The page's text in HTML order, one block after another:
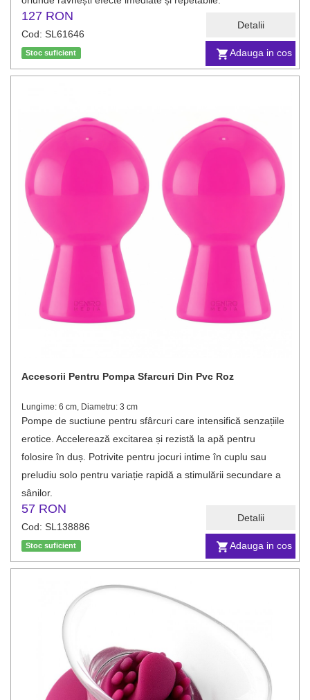
Adauga in cos
Detalii
127 RON
Cod: SL61646
Stoc suficient
Adauga in cos
Detalii
Accesorii Pentru Pompa Sfarcuri Din Pvc Roz
Lungime: 6 cm, Diametru: 3 cm
Pompe de suctiune pentru sfârcuri care intensifică senzațiile
erotice. Accelerează excitarea și rezistă la apă pentru
folosire în duș. Potrivite pentru jocuri intime în cuplu sau
preludiu solo pentru variație rapidă a stimulării secundare a
sânilor.
57 RON
Cod: SL138886
Stoc suficient